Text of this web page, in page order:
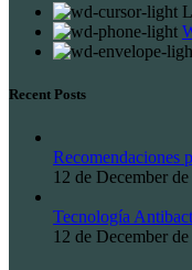
Recent Posts
Recomendaciones
12 de December
Tecnología
12 de December